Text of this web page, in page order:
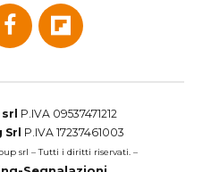
P.IVA 09537471212
P.IVA 17237461003
srl – Tutti i diritti riservati. –